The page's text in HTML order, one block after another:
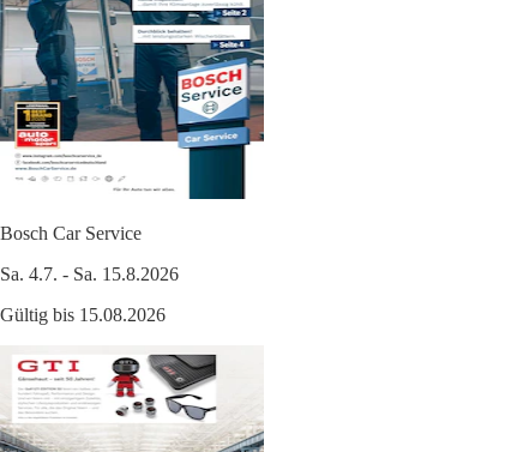
Bosch Car Service
Sa. 4.7. - Sa. 15.8.2026
Gültig bis 15.08.2026